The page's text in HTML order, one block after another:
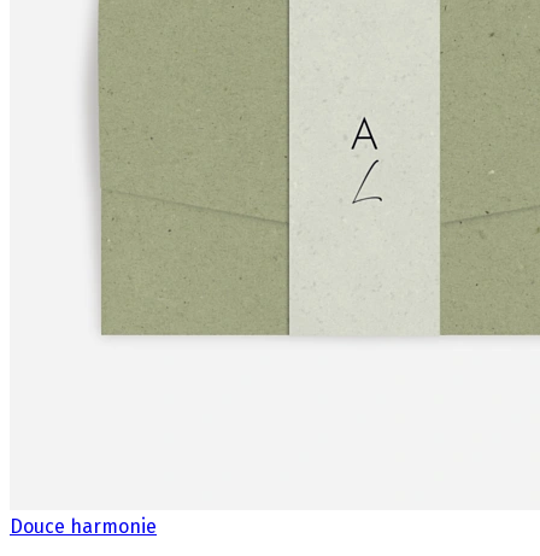
Douce harmonie